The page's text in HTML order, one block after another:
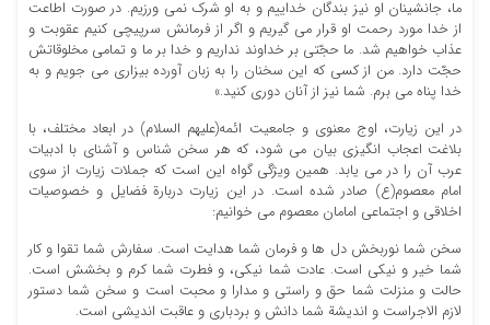
ما، جانشینان او نیز بندگان خداییم و به او شرک نمی ورزیم. در صورت اطاعت
از خدا مورد رحمت او قرار می گیریم و اگر از فرمانش سرپیچی کنیم عقوبت و
عذاب خواهیم شد. ما حجّتی بر خداوند نداریم و خدا بر ما و تمامی مخلوقاتش
حجّت دارد. من از کسی که این سخنان را به زبان آورده بیزاری می جویم و به
خدا پناه می برم. شما نیز از آنان دوری کنید.»
در این زیارت، اوج معنوی و جامعیت ائمه(علیهم السلام) در ابعاد مختلف، با
بلاغت اعجاب انگیزی بیان می شود، که هر سخن شناس و آشنای با ادبیات
عرب آن را در می یابد. همین ویژگی گواه این است که جملات زیارت از سوی
امام معصوم(ع) صادر شده است. در این زیارت دربارة فضایل و خصوصیات
اخلاقی و اجتماعی امامان معصوم می خوانیم:
سخن شما نوربخش دل ها و فرمان شما هدایت است. سفارش شما تقوا و کار
شما خیر و نیکی است. عادت شما نیکی، و فطرت شما کرم و بخشش است.
حالت و منزلت شما حق و راستی و مدارا و محبت است و سخن شما دستور
لازم الاجراست و اندیشة شما دانش و بردباری و عاقبت اندیشی است.